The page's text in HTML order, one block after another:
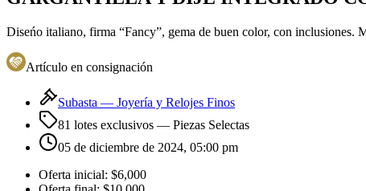
Diseńo italiano, firma “Fancy”, gema de buen color, con inclusiones.
Artículo en consignación
Subasta — Joyería y Relojes Finos
81 lotes exclusivos — Piezas Selectas
05 de diciembre de 2024, 05:00 pm
Oferta inicial: $6,000